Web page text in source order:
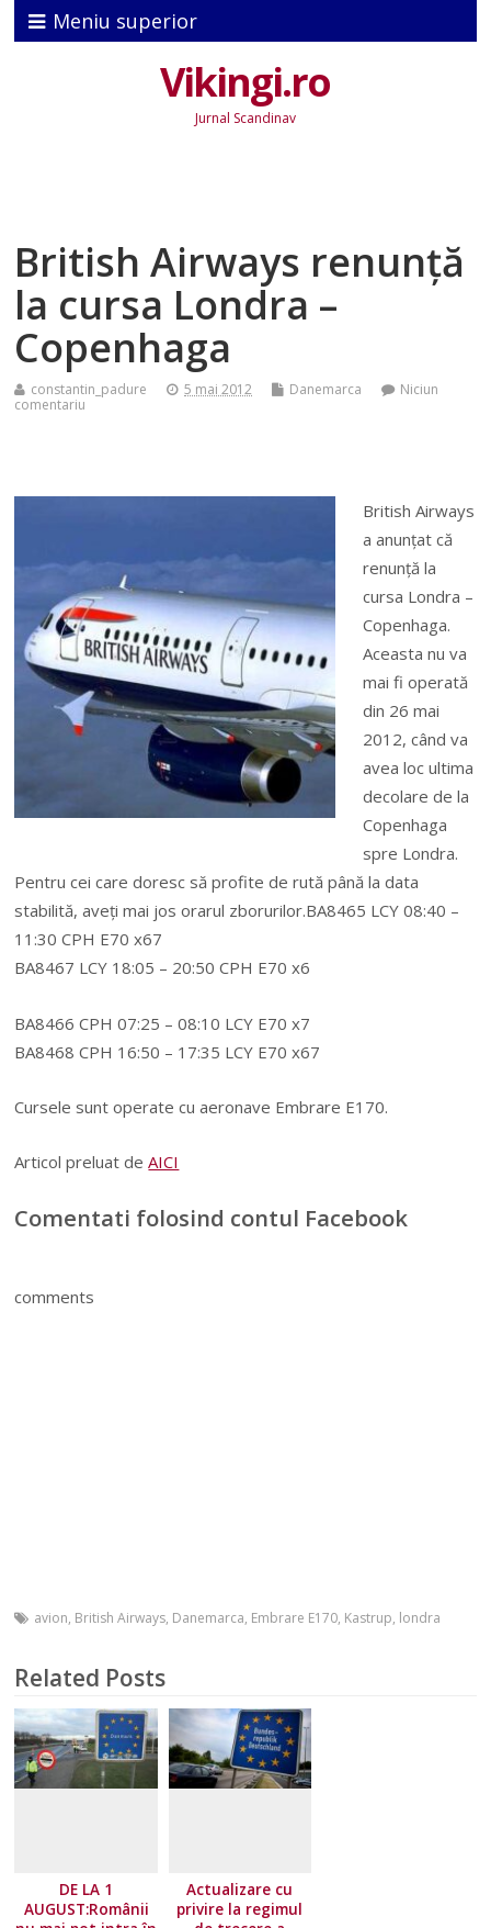
Meniu superior
Vikingi.ro
Jurnal Scandinav
British Airways renunţă
la cursa Londra –
Copenhaga
constantin_padure 5 mai 2012 Danemarca
Niciun
comentariu
British Airways
a anunţat că
renunţă la
cursa Londra –
Copenhaga.
Aceasta nu va
mai fi operată
din 26 mai
2012, când va
avea loc ultima
decolare de la
Copenhaga
spre Londra.
Pentru cei care doresc să profite de rută până la data
stabilită, aveţi mai jos orarul zborurilor.BA8465 LCY 08:40 –
11:30 CPH E70 x67
BA8467 LCY 18:05 – 20:50 CPH E70 x6
BA8466 CPH 07:25 – 08:10 LCY E70 x7
BA8468 CPH 16:50 – 17:35 LCY E70 x67
Cursele sunt operate cu aeronave Embrare E170.
Articol preluat deAICI
Comentati folosind contul Facebook
comments
avion, British Airways, Danemarca, Embrare E170, Kastrup, londra
Related Posts
DE LA 1
AUGUST:Românii
Actualizare cu
privire la regimul